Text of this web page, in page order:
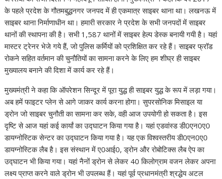
के पहले प्रदेश के गौतमबुद्धनगर जनपद में ही एकमात्र साइबर थाना था। लखनऊ में
साइबर थाना निर्माणाधीन था। हमारी सरकार ने प्रदेश के सभी जनपदों में साइबर
थानों की स्थापना की है। सभी 1,587 थानों में साइबर हेल्प डेस्क बनायी गयी है। यहां
मास्टर ट्रेनर भेजे गये हैं, जो पुलिस कर्मियों को प्रशिक्षित कर रहे हैं। साइबर फ्रॉड
रोकने सहित वर्तमान की चुनौतियों का सामना करने के लिए हम शीघ्र ही साइबर
मुख्यालय बनाने की दिशा में कार्य कर रहे हैं।
मुख्यमंत्री ने कहा कि ऑपरेशन सिन्दूर में पूरा युद्ध ही साइबर युद्ध के रूप में लड़ा गया।
अब हमें फाइटर प्लेन से आगे जाकर कार्य करना होगा। सुपरसोनिक मिसाइल या
ड्रोन जो साइबर चुनौती का सामना कर सके, वही आज उपयोगी हो सकता है। इस
दृष्टि से आज यहां कई कार्यां का उद्घाटन किया गया है। यहां एडवांस्ड डी0एन0ए0
डायग्नोस्टिक सेन्टर का उद्घाटन किया गया है। यह एक विश्वस्तरीय डी0एन0ए0
डायग्नोस्टिक लैब है। इस संस्थान में ए0आई0, ड्रोन और रोबोटिक्स लैब ऐप का
उद्घाटन भी किया गया। यहां नैनों ड्रोन से लेकर 40 किलोग्राम वजन लेकर अपना
लक्ष्य प्राप्त करने वाले ड्रोन भी उपलब्ध हैं। यहां पूर्व प्रधानमंत्री श्रद्धेय अटल